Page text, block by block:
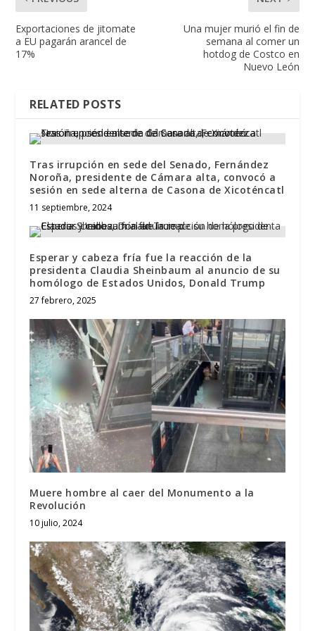
Exportaciones de jitomate
a EU pagarán arancel de
17%
Una mujer murió el fin de
semana al comer un
hotdog de Costco en
Nuevo León
RELATED POSTS
Tras irrupción en sede del Senado, Fernández
Noroña, presidente de Cámara alta, convocó a
sesión en sede alterna de Casona de Xicoténcatl
11 septiembre, 2024
Esperar y cabeza fría fue la reacción de la
presidenta Claudia Sheinbaum al anuncio de su
homólogo de Estados Unidos, Donald Trump
27 febrero, 2025
Muere hombre al caer del Monumento a la
Revolución
10 julio, 2024